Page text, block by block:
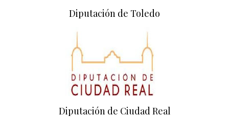
Diputación de Toledo
Diputación de Ciudad Real